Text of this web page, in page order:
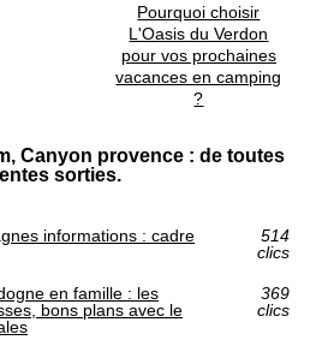
Pourquoi choisir
L'Oasis du Verdon
pour vos prochaines
vacances en camping
?
Canyon provence : de toutes
sorties.
informations : cadre
514
clics
en famille : les
bons plans avec le
369
clics